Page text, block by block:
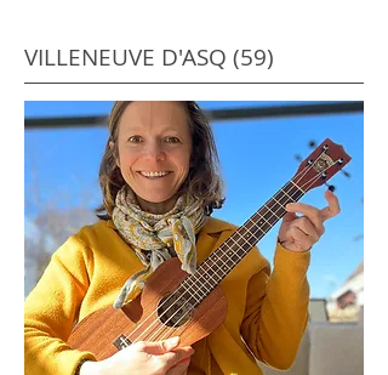
VILLENEUVE D'ASQ (59)